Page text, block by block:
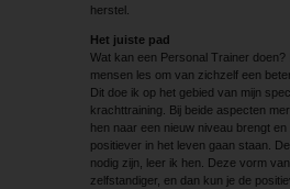
herstel.
Het juiste pad
Wat kan een Personal Trainer doen?
mensen les om van zichzelf een
Dit doe ik op het gebied van mijn
krachttraining. Bij beide aspecten
hen naar een nieuw niveau brengt en
positiever in het leven gaan staan.
nodig zijn, leer ik hen. Deze vorm
zelfstandiger, en dan kun je de